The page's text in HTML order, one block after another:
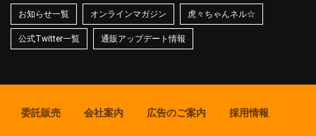
お知らせ一覧 オンラインマガジン 虎々ちゃんネル☆
公式Twitter一覧 通販アップデート情報
委託販売 会社案内 広告のご案内 採用情報